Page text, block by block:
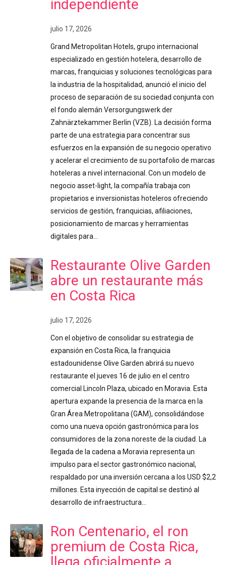
independiente
julio 17, 2026
Grand Metropolitan Hotels, grupo internacional
especializado en gestión hotelera, desarrollo de
marcas, franquicias y soluciones tecnológicas para
la industria de la hospitalidad, anunció el inicio del
proceso de separación de su sociedad conjunta con
el fondo alemán Versorgungswerk der
Zahnärztekammer Berlin (VZB). La decisión forma
parte de una estrategia para concentrar sus
esfuerzos en la expansión de su negocio operativo
y acelerar el crecimiento de su portafolio de marcas
hoteleras a nivel internacional. Con un modelo de
negocio asset-light, la compañía trabaja con
propietarios e inversionistas hoteleros ofreciendo
servicios de gestión, franquicias, afiliaciones,
posicionamiento de marcas y herramientas
digitales para…
Restaurante Olive Garden
abre un restaurante más
en Costa Rica
julio 17, 2026
Con el objetivo de consolidar su estrategia de
expansión en Costa Rica, la franquicia
estadounidense Olive Garden abrirá su nuevo
restaurante el jueves 16 de julio en el centro
comercial Lincoln Plaza, ubicado en Moravia. Esta
apertura expande la presencia de la marca en la
Gran Área Metropolitana (GAM), consolidándose
como una nueva opción gastronómica para los
consumidores de la zona noreste de la ciudad. La
llegada de la cadena a Moravia representa un
impulso para el sector gastronómico nacional,
respaldado por una inversión cercana a los USD $2,2
millones. Esta inyección de capital se destinó al
desarrollo de infraestructura…
Ron Centenario, el ron
premium de Costa Rica,